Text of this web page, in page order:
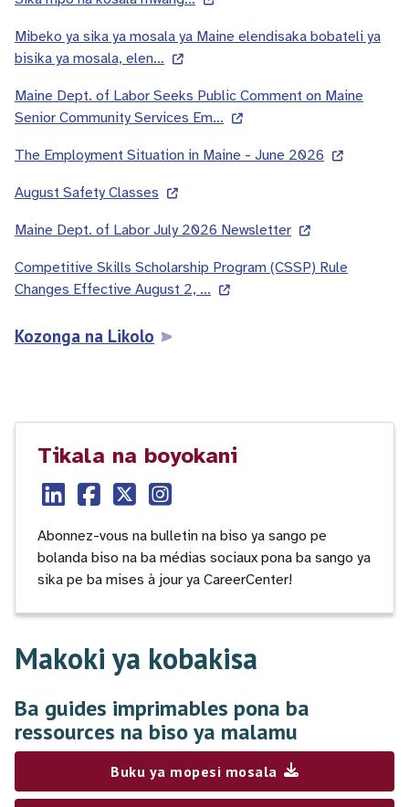
Mibeko ya sika ya mosala ya Maine elendisaka bobateli ya
bisika ya mosala, elen…
Maine Dept. of Labor Seeks Public Comment on Maine
Senior Community Services Em…
The Employment Situation in Maine - June 2026
August Safety Classes
Maine Dept. of Labor July 2026 Newsletter
Competitive Skills Scholarship Program (CSSP) Rule
Changes Effective August 2, …
Kozonga na Likolo
Tikala na boyokani
Abonnez-vous na bulletin na biso ya sango pe
bolanda biso na ba médias sociaux pona ba sango ya
sika pe ba mises à jour ya CareerCenter!
Makoki ya kobakisa
Ba guides imprimables pona ba
ressources na biso ya malamu
Buku ya mopesi mosala